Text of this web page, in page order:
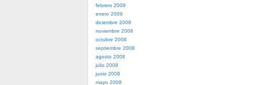
febrero 2009
enero 2009
diciembre 2008
noviembre 2008
octubre 2008
septiembre 2008
agosto 2008
julio 2008
junio 2008
mayo 2008